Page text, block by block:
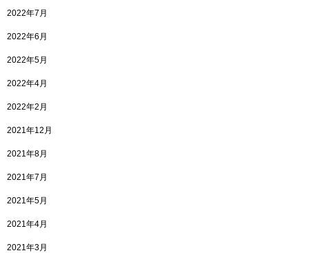
2022年7月
2022年6月
2022年5月
2022年4月
2022年2月
2021年12月
2021年8月
2021年7月
2021年5月
2021年4月
2021年3月